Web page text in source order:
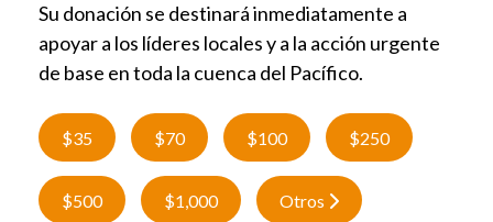
Su donación se destinará inmediatamente a
apoyar a los líderes locales y a la acción urgente
de base en toda la cuenca del Pacífico.
$35 $70 $100 $250
$500 $1,000 Otros